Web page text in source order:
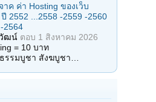
าค ค่า Hosting ของเว็บ
2552 ...2558 -2559 -2560
2564
ฒน์ ตอบ 1 สิงหาคม 2026
= 10 บาท
รรมบูชา สังฆบูชา…